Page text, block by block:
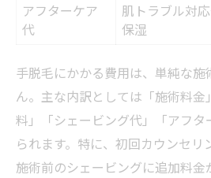
アフターケア
代
肌トラブル対
保湿
手脱毛にかかる費用は、単純な施
ん。主な内訳としては「施術料
料」「シェービング代」「アフ
られます。特に、初回カウンセリ
施術前のシェービングに追加料金